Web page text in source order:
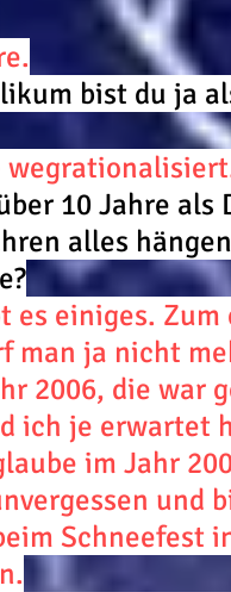
bist du ja
10 Jahre als
alles
es einiges.
man ja nicht
2006, die war
ich je erwartet
im Jahr
und
Schneefest